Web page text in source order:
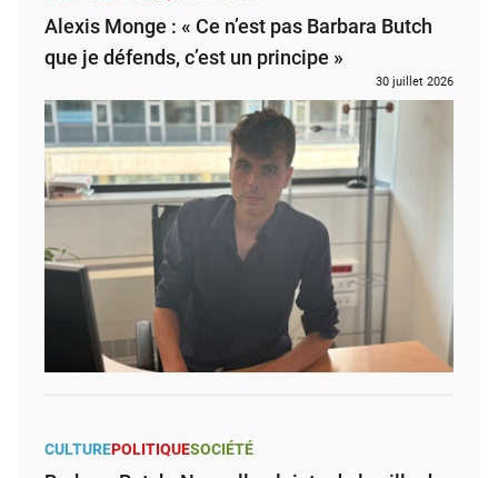
Alexis Monge : « Ce n’est pas Barbara Butch
que je défends, c’est un principe »
30 juillet 2026
CULTUREPOLITIQUESOCIÉTÉ